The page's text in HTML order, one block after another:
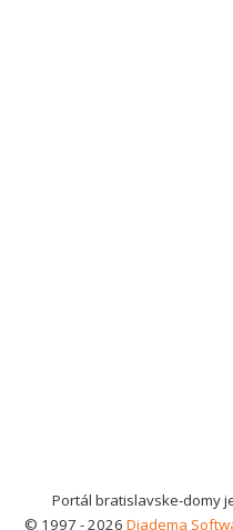
Portál bratislavske-domy
© 1997 - 2026 Diadema